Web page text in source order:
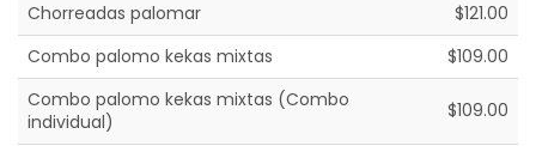
Chorreadas palomar
$121.00
Combo palomo kekas mixtas
$109.00
Combo palomo kekas mixtas (Combo
individual)
$109.00